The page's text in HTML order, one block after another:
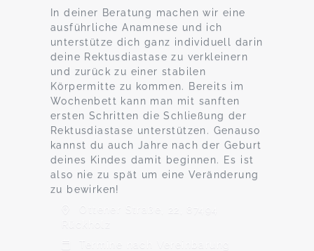
In deiner Beratung machen wir eine
ausführliche Anamnese und ich
unterstütze dich ganz individuell darin
deine Rektusdiastase zu verkleinern
und zurück zu einer stabilen
Körpermitte zu kommen. Bereits im
Wochenbett kann man mit sanften
ersten Schritten die Schließung der
Rektusdiastase unterstützen. Genauso
kannst du auch Jahre nach der Geburt
deines Kindes damit beginnen. Es ist
also nie zu spät um eine Veränderung
zu bewirken!
Ottener Straße, 22, 87494
Rückholz
Termine nach Vereinbarung